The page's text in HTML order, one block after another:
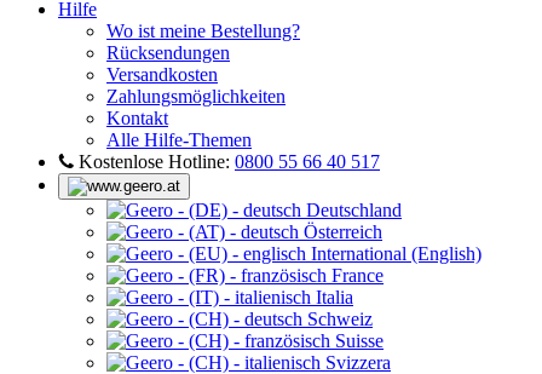
Hilfe
Wo ist meine Bestellung?
Rücksendungen
Versandkosten
Zahlungsmöglichkeiten
Kontakt
Alle Hilfe-Themen
Kostenlose Hotline: 0800 55 66 40 517
Deutschland
Österreich
International (English)
France
Italia
Schweiz
Suisse
Svizzera